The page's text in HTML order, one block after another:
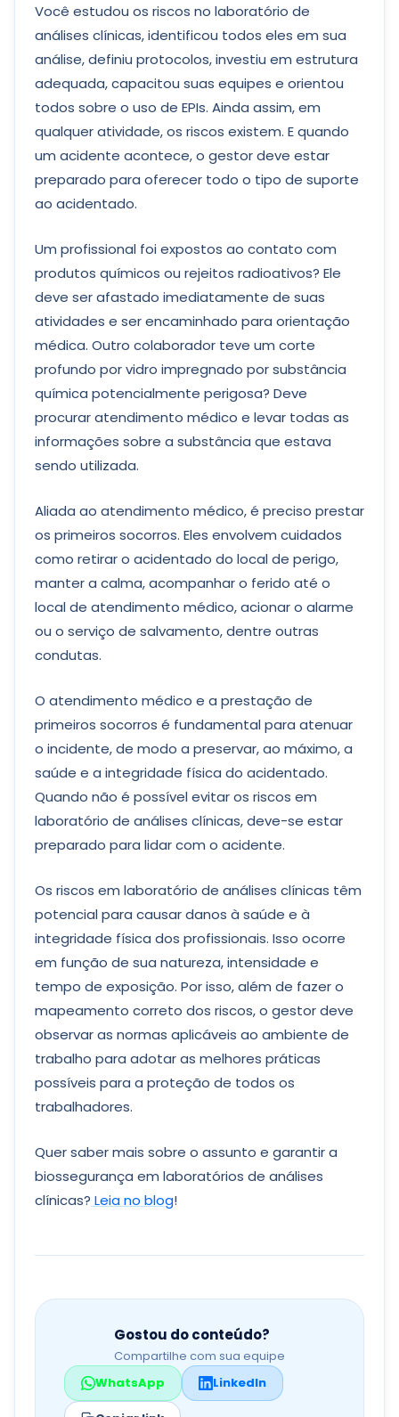
Você estudou os riscos no laboratório de
análises clínicas, identificou todos eles em sua
análise, definiu protocolos, investiu em estrutura
adequada, capacitou suas equipes e orientou
todos sobre o uso de EPIs. Ainda assim, em
qualquer atividade, os riscos existem. E quando
um acidente acontece, o gestor deve estar
preparado para oferecer todo o tipo de suporte
ao acidentado.
Um profissional foi expostos ao contato com
produtos químicos ou rejeitos radioativos? Ele
deve ser afastado imediatamente de suas
atividades e ser encaminhado para orientação
médica. Outro colaborador teve um corte
profundo por vidro impregnado por substância
química potencialmente perigosa? Deve
procurar atendimento médico e levar todas as
informações sobre a substância que estava
sendo utilizada.
Aliada ao atendimento médico, é preciso prestar
os primeiros socorros. Eles envolvem cuidados
como retirar o acidentado do local de perigo,
manter a calma, acompanhar o ferido até o
local de atendimento médico, acionar o alarme
ou o serviço de salvamento, dentre outras
condutas.
O atendimento médico e a prestação de
primeiros socorros é fundamental para atenuar
o incidente, de modo a preservar, ao máximo, a
saúde e a integridade física do acidentado.
Quando não é possível evitar os riscos em
laboratório de análises clínicas, deve-se estar
preparado para lidar com o acidente.
Os riscos em laboratório de análises clínicas têm
potencial para causar danos à saúde e à
integridade física dos profissionais. Isso ocorre
em função de sua natureza, intensidade e
tempo de exposição. Por isso, além de fazer o
mapeamento correto dos riscos, o gestor deve
observar as normas aplicáveis ao ambiente de
trabalho para adotar as melhores práticas
possíveis para a proteção de todos os
trabalhadores.
Quer saber mais sobre o assunto e garantir a
biossegurança em laboratórios de análises
clínicas? Leia no blog!
Gostou do conteúdo?
Compartilhe com sua equipe
WhatsApp
LinkedIn